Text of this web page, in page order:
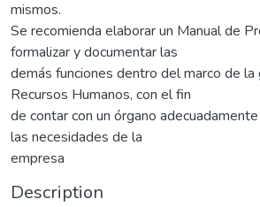
mismos.
Se recomienda elaborar un Manual de
formalizar y documentar las
demás funciones dentro del marco de
Recursos Humanos, con el fin
de contar con un órgano
las necesidades de la
empresa
Description